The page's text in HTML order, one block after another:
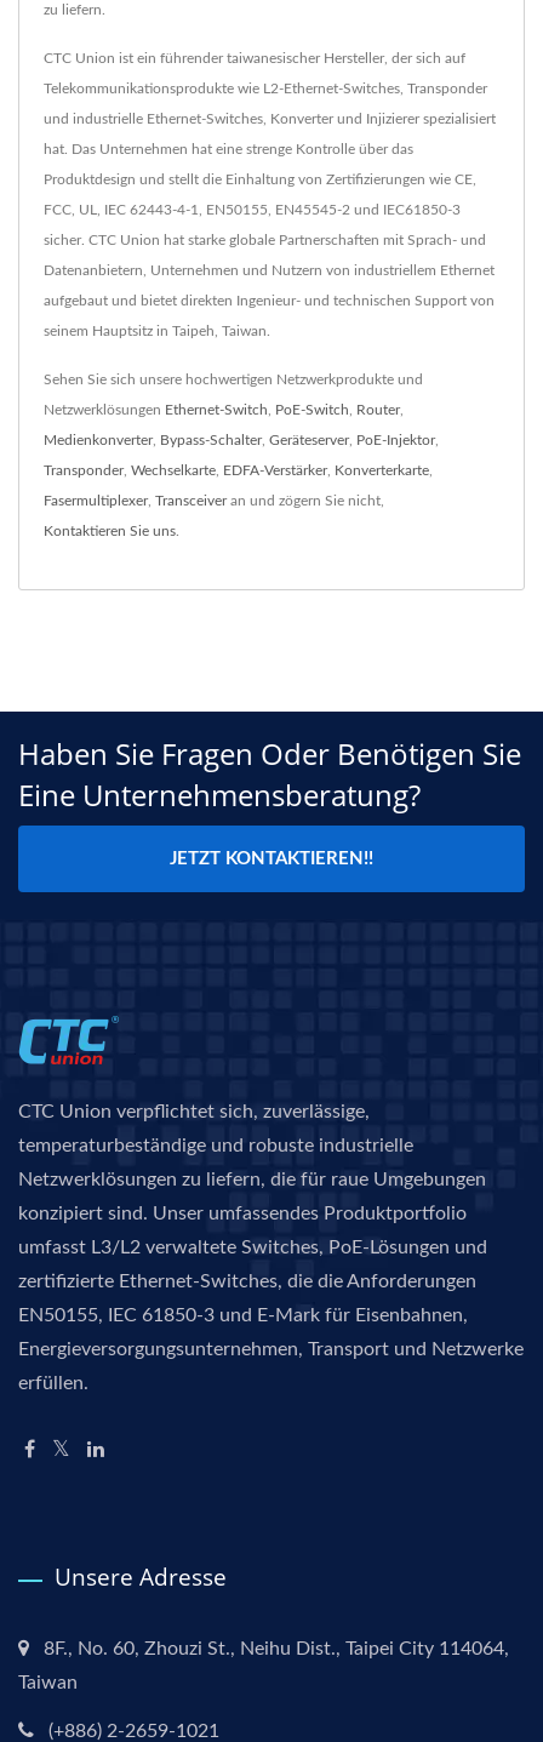
zu liefern.
CTC Union ist ein führender taiwanesischer Hersteller, der sich auf
Telekommunikationsprodukte wie L2-Ethernet-Switches, Transponder
und industrielle Ethernet-Switches, Konverter und Injizierer spezialisiert
hat. Das Unternehmen hat eine strenge Kontrolle über das
Produktdesign und stellt die Einhaltung von Zertifizierungen wie CE,
FCC, UL, IEC 62443-4-1, EN50155, EN45545-2 und IEC61850-3
sicher. CTC Union hat starke globale Partnerschaften mit Sprach- und
Datenanbietern, Unternehmen und Nutzern von industriellem Ethernet
aufgebaut und bietet direkten Ingenieur- und technischen Support von
seinem Hauptsitz in Taipeh, Taiwan.
Sehen Sie sich unsere hochwertigen Netzwerkprodukte und
Netzwerklösungen Ethernet-Switch PoE-Switch Router,
Medienkonverter, Bypass-Schalter, Geräteserver, PoE-Injektor,
Transponder, Wechselkarte EDFA-Verstärker, Konverterkarte
Fasermultiplexer, Transceiveran und zögern Sie nicht,
Kontaktieren Sie uns
Haben Sie Fragen Oder Benötigen Sie
Eine Unternehmensberatung?
JETZT KONTAKTIEREN!!
CTC Union verpflichtet sich, zuverlässige,
temperaturbeständige und robuste industrielle
Netzwerklösungen zu liefern, die für raue Umgebungen
konzipiert sind. Unser umfassendes Produktportfolio
umfasst L3/L2 verwaltete Switches, PoE-Lösungen und
zertifizierte Ethernet-Switches, die die Anforderungen
EN50155, IEC 61850-3 und E-Mark für Eisenbahnen,
Energieversorgungsunternehmen, Transport und Netzwerke
erfüllen.
Unsere Adresse
8F., No. 60, Zhouzi St., Neihu Dist., Taipei City 114064,
Taiwan
(+886) 2-2659-1021